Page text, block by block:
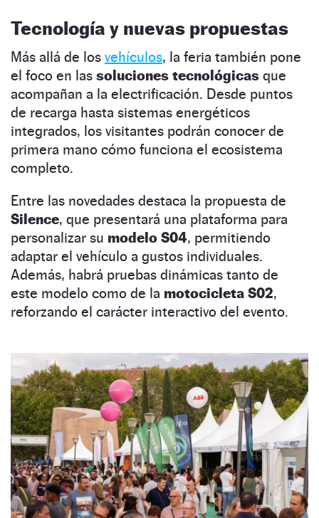
Tecnología y nuevas propuestas
Más allá de los vehículos, la feria también pone
el foco en las soluciones tecnológicas que
acompañan a la electrificación. Desde puntos
de recarga hasta sistemas energéticos
integrados, los visitantes podrán conocer de
primera mano cómo funciona el ecosistema
completo.
Entre las novedades destaca la propuesta de
Silence, que presentará una plataforma para
personalizar su modelo S04, permitiendo
adaptar el vehículo a gustos individuales.
Además, habrá pruebas dinámicas tanto de
este modelo como de la motocicleta S02,
reforzando el carácter interactivo del evento.